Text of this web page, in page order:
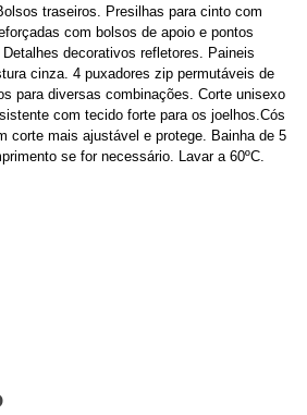
traseiros. Presilhas para cinto com
com bolsos de apoio e pontos
decorativos refletores. Paineis
cinza. 4 puxadores zip permutáveis de
para diversas combinações. Corte unisexo
com tecido forte para os joelhos.Cós
corte mais ajustável e protege. Bainha de 5
se for necessário. Lavar a 60ºC.